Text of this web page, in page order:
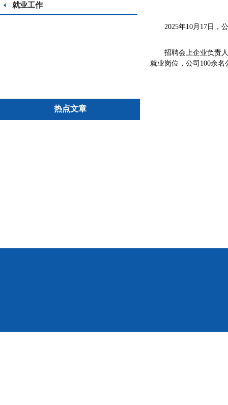
就业工作
热点文章
2025年10月17日，
招聘会上企业负责
就业岗位，公司100余